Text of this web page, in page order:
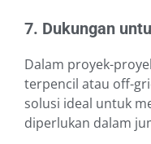
7. Dukungan
Dalam proyek-
terpencil atau off-
solusi ideal untuk
diperlukan dalam